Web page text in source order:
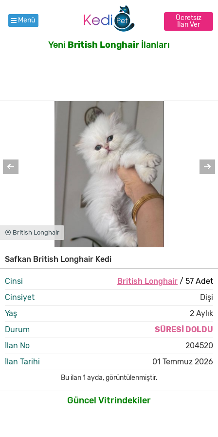
Menü
Ücretsiz
İlan Ver
Yeni British Longhair İlanları
⦿ British Longhair
Safkan British Longhair Kedi
Cinsi British Longhair/ 57 Adet
Cinsiyet
Dişi
Yaş
2 Aylık
Durum
SÜRESİ DOLDU
İlan No
204520
İlan Tarihi
01 Temmuz 2026
Bu ilan1 ayda,görüntülenmiştir.
Güncel Vitrindekiler